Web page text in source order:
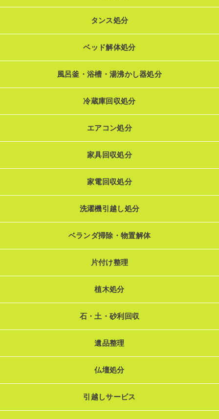
タンス処分
ベッド解体処分
風呂釜・浴槽・湯沸かし器処分
冷蔵庫回収処分
エアコン処分
家具回収処分
家電回収処分
洗濯機引越し処分
ベランダ掃除・物置解体
片付け整理
植木処分
石・土・砂利回収
遺品整理
仏壇処分
引越しサービス